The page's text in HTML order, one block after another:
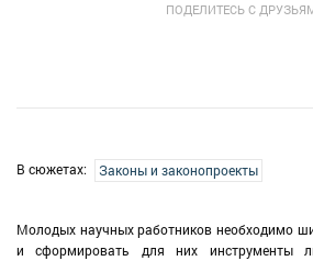
ПОДЕЛИТЕСЬ С
В сюжетах: Законы и законопроекты
Молодых научных работников необходимо
и сформировать для них инструменты